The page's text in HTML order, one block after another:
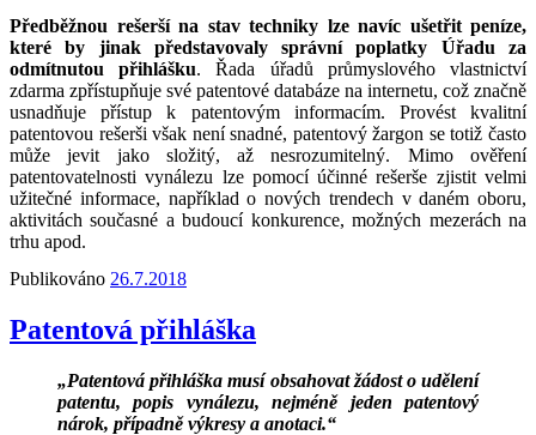
Předběžnou rešerší na stav techniky lze navíc ušetřit peníze,
které by jinak představovaly správní poplatky Úřadu za
odmítnutou přihlášku. Řada úřadů průmyslového vlastnictví
zdarma zpřístupňuje své patentové databáze na internetu, což značně
usnadňuje přístup k patentovým informacím. Provést kvalitní
patentovou rešerši však není snadné, patentový žargon se totiž často
může jevit jako složitý, až nesrozumitelný. Mimo ověření
patentovatelnosti vynálezu lze pomocí účinné rešerše zjistit velmi
užitečné informace, například o nových trendech v daném oboru,
aktivitách současné a budoucí konkurence, možných mezerách na
trhu apod.
Publikováno 26.7.2018
Patentová přihláška
„Patentová přihláška musí obsahovat žádost o udělení
patentu, popis vynálezu, nejméně jeden patentový
nárok, případně výkresy a anotaci.“